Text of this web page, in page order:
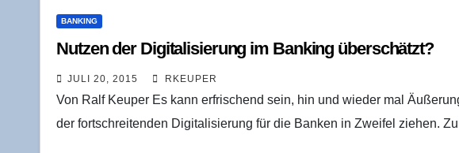
BANKING
Nut­zen der Digi­ta­li­sie­rung im Ban­king überschätzt?
JULI 20, 2015 RKEUPER
Von Ralf Keuper Es kann erfrischend sein, hin und wieder mal
der fortschreitenden Digitalisierung für die Banken in Zweifel ziehen.